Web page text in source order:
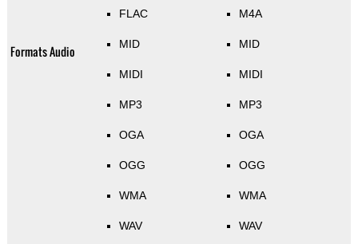
Formats Audio
FLAC
MID
MIDI
MP3
OGA
OGG
WMA
WAV
M4A
MID
MIDI
MP3
OGA
OGG
WMA
WAV